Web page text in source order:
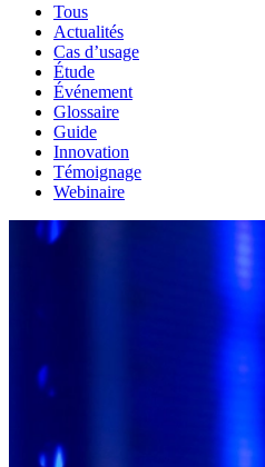
Tous
Actualités
Cas d’usage
Étude
Événement
Glossaire
Guide
Innovation
Témoignage
Webinaire